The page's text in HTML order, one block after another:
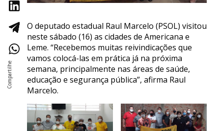
O deputado estadual Raul Marcelo (PSOL) visitou
neste sábado (16) as cidades de Americana e
Leme. “Recebemos muitas reivindicações que
vamos colocá-las em prática já na próxima
semana, principalmente nas áreas de saúde,
educação e segurança pública”, afirma Raul
Marcelo.